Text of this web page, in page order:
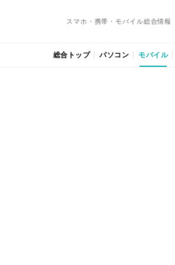
スマホ・携帯・モバイル総合情報
総合トップ パソコン モバイル